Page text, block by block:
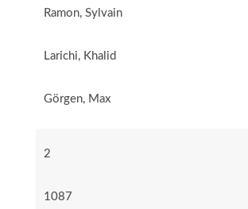
Ramon, Sylvain
Larichi, Khalid
Görgen, Max
2
1087